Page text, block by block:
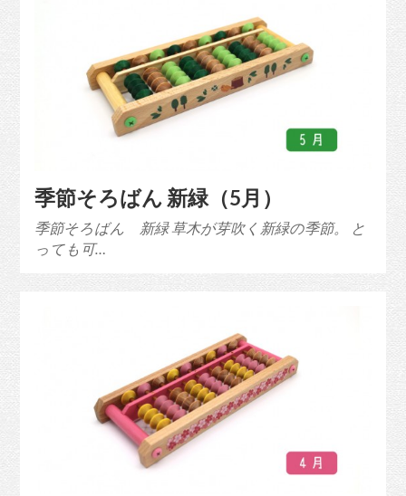
季節そろばん 新緑（5月）
季節そろばん 新緑 草木が芽吹く新緑の季節。 と
っても可…